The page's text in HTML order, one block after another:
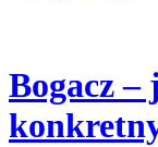
Bogacz –